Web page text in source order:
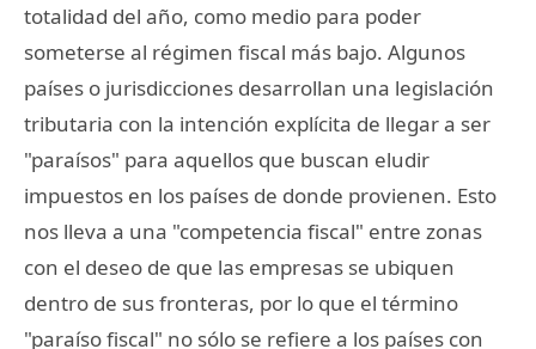
totalidad del año, como medio para poder
someterse al régimen fiscal más bajo. Algunos
países o jurisdicciones desarrollan una legislación
tributaria con la intención explícita de llegar a ser
"paraísos" para aquellos que buscan eludir
impuestos en los países de donde provienen. Esto
nos lleva a una "competencia fiscal" entre zonas
con el deseo de que las empresas se ubiquen
dentro de sus fronteras, por lo que el término
"paraíso fiscal" no sólo se refiere a los países con